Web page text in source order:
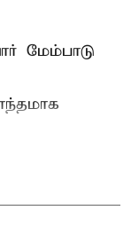
மேம்பாடு